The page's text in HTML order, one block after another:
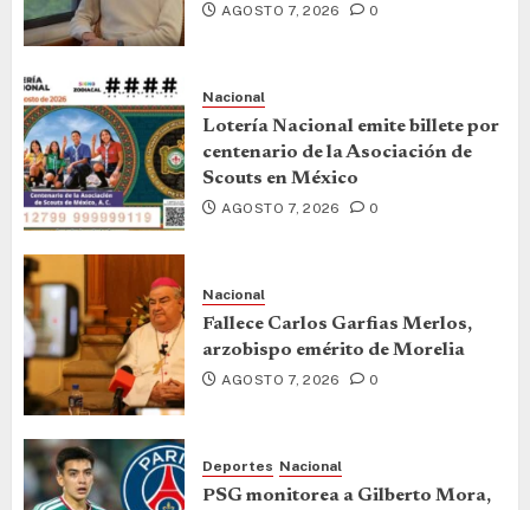
AGOSTO 7, 2026 0
Nacional
Lotería Nacional emite billete por
centenario de la Asociación de
Scouts en México
AGOSTO 7, 2026 0
Nacional
Fallece Carlos Garfias Merlos,
arzobispo emérito de Morelia
AGOSTO 7, 2026 0
Deportes Nacional
PSG monitorea a Gilberto Mora,